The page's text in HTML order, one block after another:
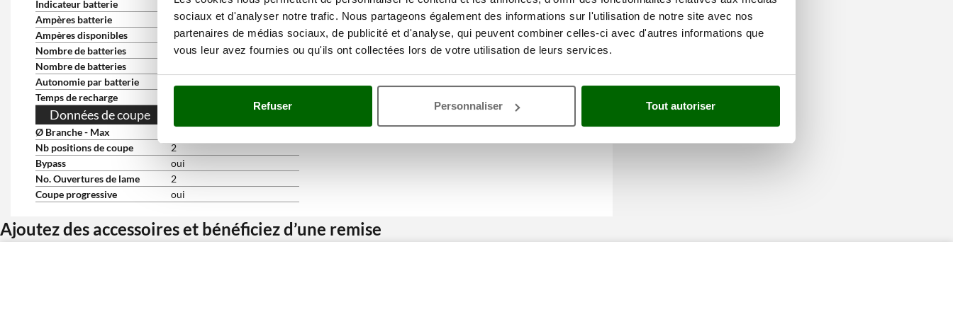
sociaux et d'analyser notre trafic. Nous partageons également des informations sur l'utilisation de notre site avec nos
partenaires de médias sociaux, de publicité et d'analyse, qui peuvent combiner celles-ci avec d'autres informations que
vous leur avez fournies ou qu'ils ont collectées lors de votre utilisation de leurs services.
Refuser Personnaliser Tout autoriser
Indicateur batterie
oui
Ampères batterie
2.5 Ah
Ampères disponibles
7.5 Ah
Nombre de batteries
3
Nombre de batteries
Autonomie par batterie
Temps de recharge
Données de coupe
Ø Branche - Max
Nb positions de coupe
2
Bypass
oui
No. Ouvertures de lame
2
Coupe progressive
oui
Dimensions du produit cm (L
x l x H)
28x11x5 cm
Poids net
0.948 Kg
Emballage
Carton d'origine
original cm (L x l x H)
Prêt à l'emploi
Ajoutez des accessoires et bénéficiez d’une remise